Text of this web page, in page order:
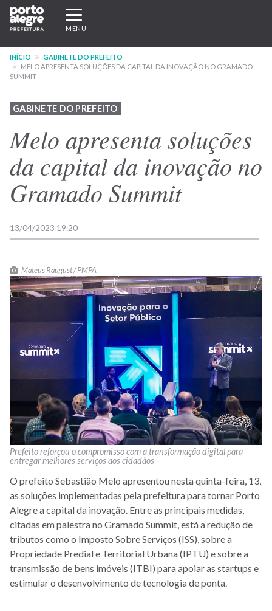
Pular
para
conteúdo
principal
Expandir/recolher
navegação
MENU
INÍCIO
GABINETE DO PREFEITO
MELO APRESENTA SOLUÇÕES DA CAPITAL DA INOVAÇÃO NO GRAMADO
SUMMIT
GABINETE DO PREFEITO
Melo apresenta soluções
da capital da inovação no
Gramado Summit
13/04/2023 19:20
Mateus Raugust / PMPA
Prefeito reforçou o compromisso com a transformação digital para
entregar melhores serviços aos cidadãos
O prefeito Sebastião Melo apresentou nesta quinta-feira, 13,
as soluções implementadas pela prefeitura para tornar Porto
Alegre a capital da inovação. Entre as principais medidas,
citadas em palestra no Gramado Summit, está a redução de
tributos como o Imposto Sobre Serviços (ISS), sobre a
Propriedade Predial e Territorial Urbana (IPTU) e sobre a
transmissão de bens imóveis (ITBI) para apoiar as startups e
estimular o desenvolvimento de tecnologia de ponta.